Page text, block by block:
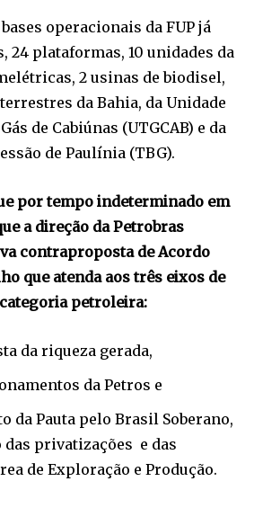
operacionais da FUP já
24 plataformas, 10 unidades da
2 usinas de biodisel,
da Bahia, da Unidade
de Cabiúnas (UTGCAB) e da
de Paulínia (TBG).
por tempo indeterminado em
a direção da Petrobras
contraproposta de Acordo
que atenda aos três eixos de
petroleira:
da riqueza gerada,
da Petros e
da Pauta pelo Brasil Soberano,
das privatizações e das
de Exploração e Produção.